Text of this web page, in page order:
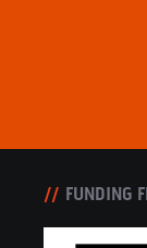
FUNDING